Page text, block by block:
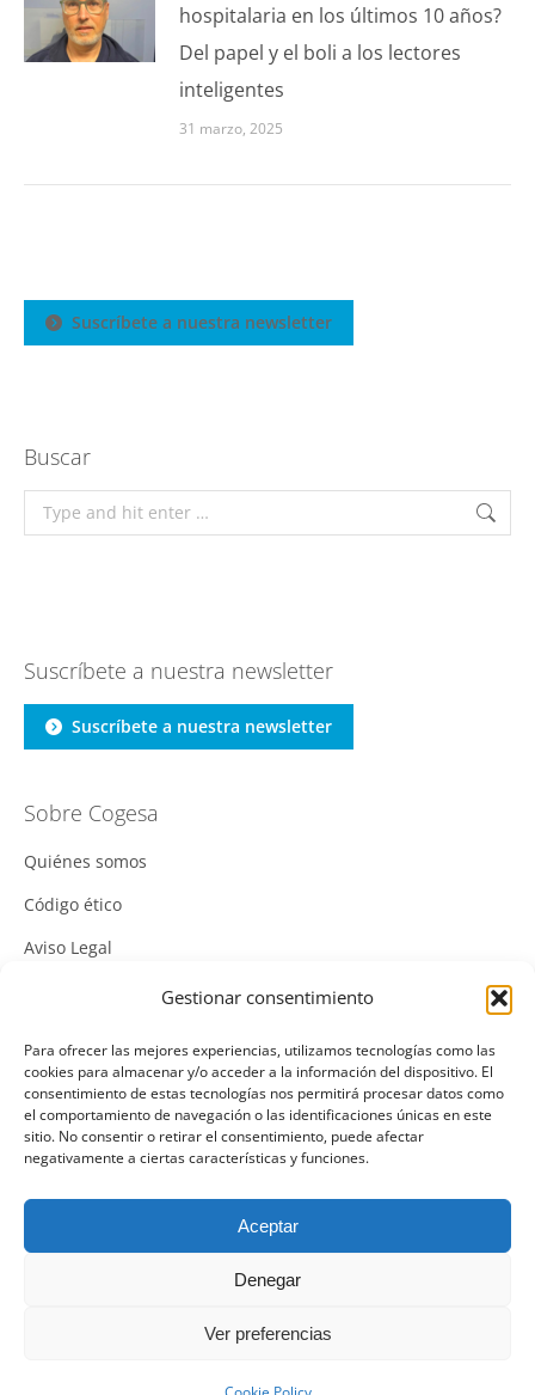
Gestionar consentimiento
Para ofrecer las mejores experiencias, utilizamos tecnologías como las
cookies para almacenar y/o acceder a la información del dispositivo. El
consentimiento de estas tecnologías nos permitirá procesar datos como
el comportamiento de navegación o las identificaciones únicas en este
sitio. No consentir o retirar el consentimiento, puede afectar
negativamente a ciertas características y funciones.
Aceptar
Denegar
Ver preferencias
hospitalaria en los últimos 10 años?
Del papel y el boli a los lectores
inteligentes
31 marzo, 2025
Suscríbete a nuestra newsletter
Buscar
Search:
Suscríbete a nuestra newsletter
Suscríbete a nuestra newsletter
Sobre Cogesa
Quiénes somos
Código ético
Aviso Legal
Política de Cookies
Política Integrada de Gestión
Política de Calidad
Canal Denuncias
Mas información del canal denuncias